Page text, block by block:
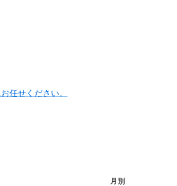
任せください。
月別